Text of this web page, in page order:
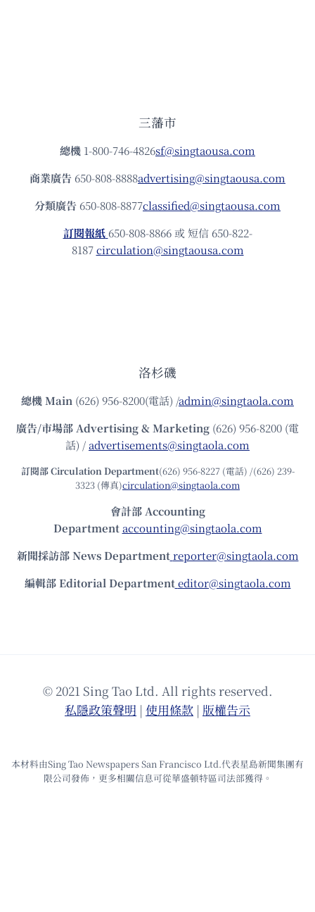
三藩市
總機 1-800-746-4826sf@singtaousa.com
商業廣告 650-808-8888advertising@singtaousa.com
分類廣告 650-808-8877classified@singtaousa.com
訂閱報紙 650-808-8866 或 短信 650-822-
8187circulation@singtaousa.com
洛杉磯
總機Main (626) 956-8200(電話) /admin@singtaola.com
廣告/市場部Advertising & Marketing (626) 956-8200 (電
話) /advertisements@singtaola.com
訂閱部 Circulation Department(626) 956-8227 (電話) /(626) 239-
3323 (傳真)circulation@singtaola.com
會計部 Accounting
Department accounting@singtaola.com
新聞採訪部 News Department reporter@singtaola.com
編輯部 Editorial Department editor@singtaola.com
© 2021 Sing Tao Ltd. All rights reserved.
私隱政策聲明 | 使⽤條款 | 版權告⽰
本材料由Sing Tao Newspapers San Francisco Ltd.代表星島新聞集團有
限公司發佈，更多相關信息可從華盛頓特區司法部獲得。